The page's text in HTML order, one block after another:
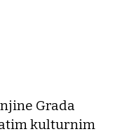
Grada
kulturnim